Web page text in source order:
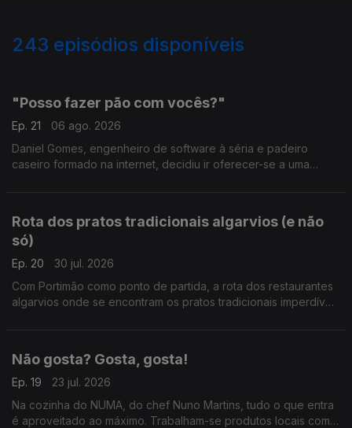
243 episódios disponíveis
"Posso fazer pão com vocês?"
Ep. 21
06 ago. 2026
Daniel Gomes, engenheiro de software à séria e padeiro
caseiro formado na internet, decidiu ir oferecer-se a uma
Rota dos pratos tradicionais algarvios (e não
só)
Ep. 20
30 jul. 2026
Com Portimão como ponto de partida, a rota dos restaurantes
algarvios onde se encontram os pratos tradicionais imperdíveis
Não gosta? Gosta, gosta!
Ep. 19
23 jul. 2026
Na cozinha do NUMA, do chef Nuno Martins, tudo o que entra
é aproveitado ao máximo. Trabalham-se produtos locais com